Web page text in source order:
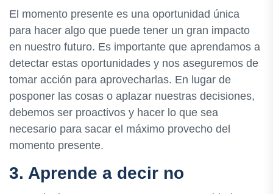
El momento presente es una oportunidad única
para hacer algo que puede tener un gran impacto
en nuestro futuro. Es importante que aprendamos a
detectar estas oportunidades y nos aseguremos de
tomar acción para aprovecharlas. En lugar de
posponer las cosas o aplazar nuestras decisiones,
debemos ser proactivos y hacer lo que sea
necesario para sacar el máximo provecho del
momento presente.
3. Aprende a decir no